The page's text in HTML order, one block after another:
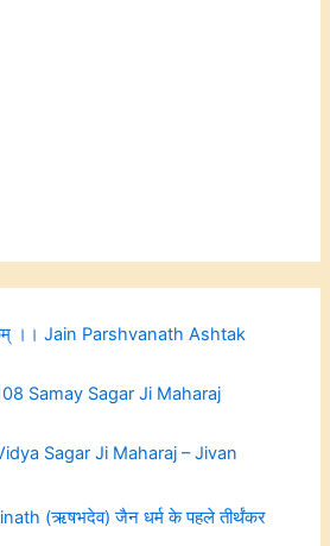
।। Jain Parshvanath Ashtak
Samay Sagar Ji Maharaj
Sagar Ji Maharaj – Jivan
(ऋषभदेव) जैन धर्म के पहले तीर्थंकर